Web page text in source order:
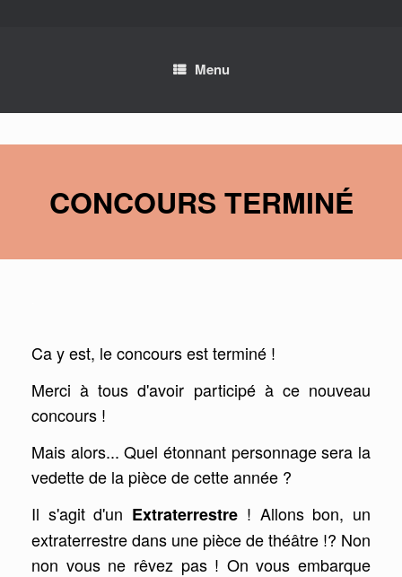
Menu
CONCOURS TERMINÉ
Ca y est, le concours est terminé !
Merci à tous d'avoir participé à ce nouveau
concours !
Mais alors... Quel étonnant personnage sera la
vedette de la pièce de cette année ?
Il s'agit d'un Extraterrestre ! Allons bon, un
extraterrestre dans une pièce de théâtre !? Non
non vous ne rêvez pas ! On vous embarque